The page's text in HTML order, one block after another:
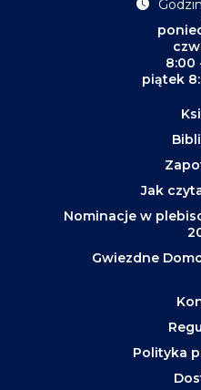
8:00
piątek
Jak
Nominacje w
Gwiezdne
Polityka